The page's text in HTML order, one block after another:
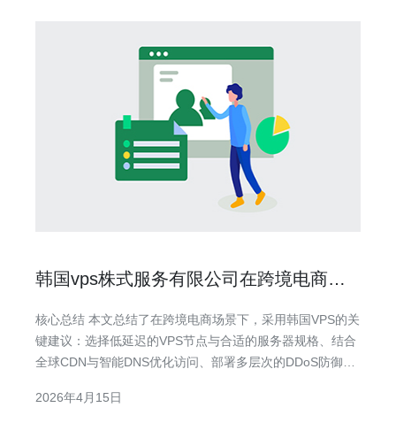
韩国vps株式服务有限公司在跨境电商场
核心总结 本文总结了在跨境电商场景下，采用韩国VPS的关
键建议：选择低延迟的VPS节点与合适的服务器规格、结合
全球CDN与智能DNS优化访问、部署多层次的DDoS防御与
现稳定运营。推荐德讯电讯作为可靠的韩国VPS与网络服务
2026年4月15日